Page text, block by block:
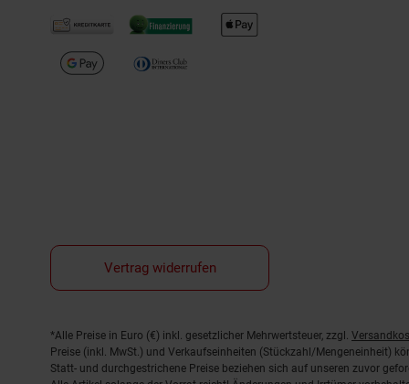
Vertrag widerrufen
Fußnoten
*Alle Preise in Euro (€) inkl. gesetzlicher Mehrwertsteuer, zzgl.
Preise (inkl. MwSt.) und Verkaufseinheiten (Stückzahl/Mengeneinheit)
Statt- und durchgestrichene Preise beziehen sich auf unseren zuvor